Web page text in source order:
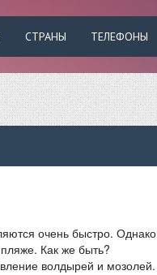
СТРАНЫ ТЕЛЕФОНЫ
очень быстро. Однако
Как же быть?
волдырей и мозолей.